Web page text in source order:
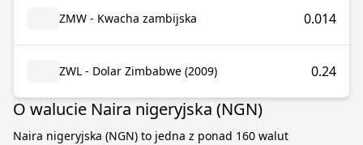
ZMW - Kwacha zambijska 0.014
ZWL - Dolar Zimbabwe (2009) 0.24
O walucie Naira nigeryjska (NGN)
Naira nigeryjska (NGN) to jedna z ponad 160 walut